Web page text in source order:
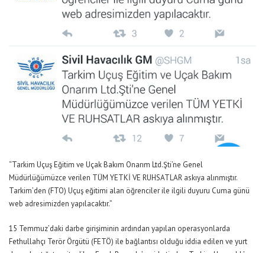
“Tarkim Uçuş Eğitim ve Uçak Bakım Onarım Ltd.Şti’ne Genel
Müdürlüğümüzce verilen TÜM YETKİ VE RUHSATLAR askıya alınmıştır.
Tarkim’den (FTO) Uçuş eğitimi alan öğrenciler ile ilgili duyuru Cuma günü
web adresimizden yapılacaktır.”
15 Temmuz’daki darbe girişiminin ardından yapılan operasyonlarda
Fethullahçı Terör Örgütü (FETÖ) ile bağlantısı olduğu iddia edilen ve yurt